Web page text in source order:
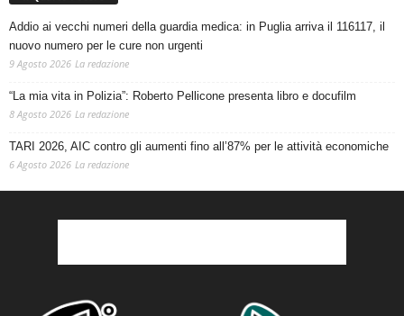
Addio ai vecchi numeri della guardia medica: in Puglia arriva il 116117, il
nuovo numero per le cure non urgenti
9 Agosto 2026 La redazione
“La mia vita in Polizia”: Roberto Pellicone presenta libro e docufilm
8 Agosto 2026 La redazione
TARI 2026, AIC contro gli aumenti fino all’87% per le attività economiche
6 Agosto 2026 La redazione